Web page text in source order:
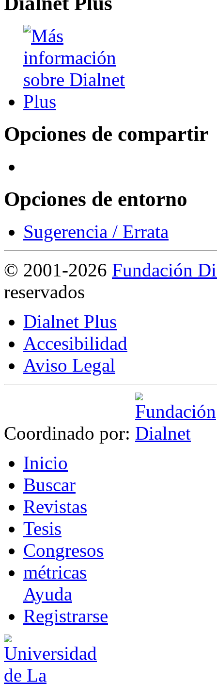
Opciones de compartir
Opciones de entorno
Sugerencia / Errata
© 2001-2026 Fundación
reservados
Dialnet Plus
Accesibilidad
Aviso Legal
Coordinado por:
Inicio
Buscar
Revistas
Tesis
Congresos
métricas
Ayuda
Registrarse